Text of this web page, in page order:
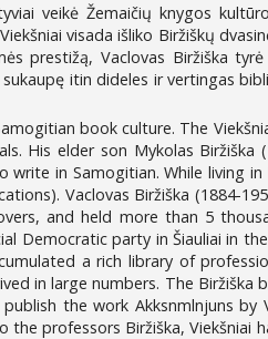
veikė Žemaičių knygos
visada išliko Biržiškų
prestižą, Vaclovas Biržiška
itin dideles ir vertingas
book culture. The
His elder son Mykolas Biržiška
in Samogitian. While living in
Vaclovas Biržiška (1884-
and held more than 5
Democratic party in Šiauliai in
a rich library of
in large numbers. The
the work Akksnmlnjuns by
professors Biržiška, Viekšniai